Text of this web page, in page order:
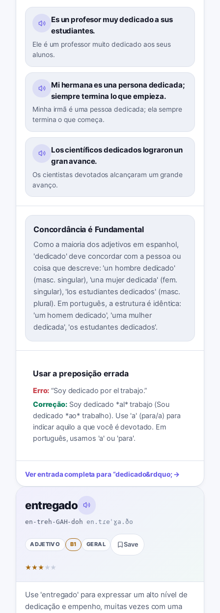
Es un profesor muy dedicado a sus
estudiantes.
Ele é um professor muito dedicado aos seus
alunos.
Mi hermana es una persona dedicada;
siempre termina lo que empieza.
Minha irmã é uma pessoa dedicada; ela sempre
termina o que começa.
Los científicos dedicados lograron un
gran avance.
Os cientistas devotados alcançaram um grande
avanço.
Concordância é Fundamental
Como a maioria dos adjetivos em espanhol,
'dedicado' deve concordar com a pessoa ou
coisa que descreve: 'un hombre dedicado'
(masc. singular), 'una mujer dedicada' (fem.
singular), 'los estudiantes dedicados' (masc.
plural). Em português, a estrutura é idêntica:
'um homem dedicado', 'uma mulher
dedicada', 'os estudantes dedicados'.
Usar a preposição errada
Erro: “Soy dedicado por el trabajo.”
Correção: Soy dedicado *al* trabajo (Sou
dedicado *ao* trabalho). Use 'a' (para/a) para
indicar aquilo a que você é devotado. Em
português, usamos 'a' ou 'para'.
Ver entrada completa para“dedicado&rdquo; →
entregado
en-treh-GAH-doh en.tɾeˈɣa.ðo
ADJETIVO B1 GERAL Save
★★★ ★ ★
Use 'entregado' para expressar um alto nível de
dedicação e empenho, muitas vezes com uma